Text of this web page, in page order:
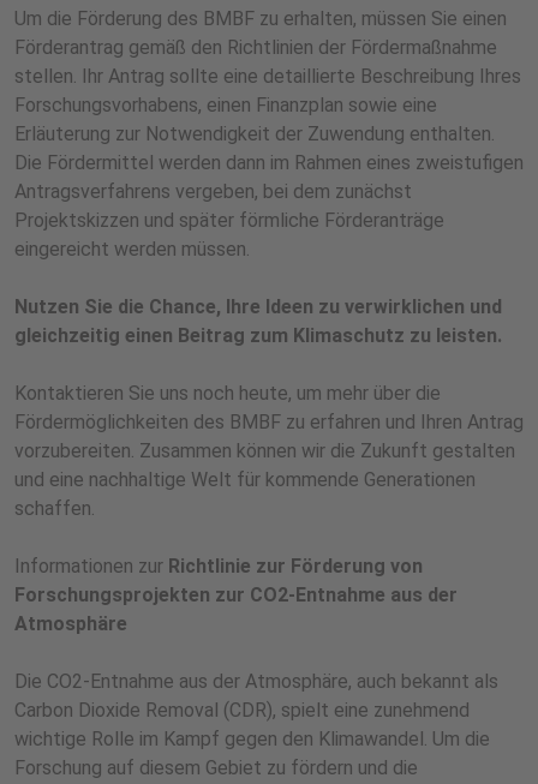
Um die Förderung des BMBF zu erhalten, müssen Sie einen
Förderantrag gemäß den Richtlinien der Fördermaßnahme
stellen. Ihr Antrag sollte eine detaillierte Beschreibung Ihres
Forschungsvorhabens, einen Finanzplan sowie eine
Erläuterung zur Notwendigkeit der Zuwendung enthalten.
Die Fördermittel werden dann im Rahmen eines zweistufigen
Antragsverfahrens vergeben, bei dem zunächst
Projektskizzen und später förmliche Förderanträge
eingereicht werden müssen.
Nutzen Sie die Chance, Ihre Ideen zu verwirklichen und
gleichzeitig einen Beitrag zum Klimaschutz zu leisten.
Kontaktieren Sie uns noch heute, um mehr über die
Fördermöglichkeiten des BMBF zu erfahren und Ihren Antrag
vorzubereiten. Zusammen können wir die Zukunft gestalten
und eine nachhaltige Welt für kommende Generationen
schaffen.
Informationen zur Richtlinie zur Förderung von
Forschungsprojekten zur CO2-Entnahme aus der
Atmosphäre
Die CO2-Entnahme aus der Atmosphäre, auch bekannt als
Carbon Dioxide Removal (CDR), spielt eine zunehmend
wichtige Rolle im Kampf gegen den Klimawandel. Um die
Forschung auf diesem Gebiet zu fördern und die